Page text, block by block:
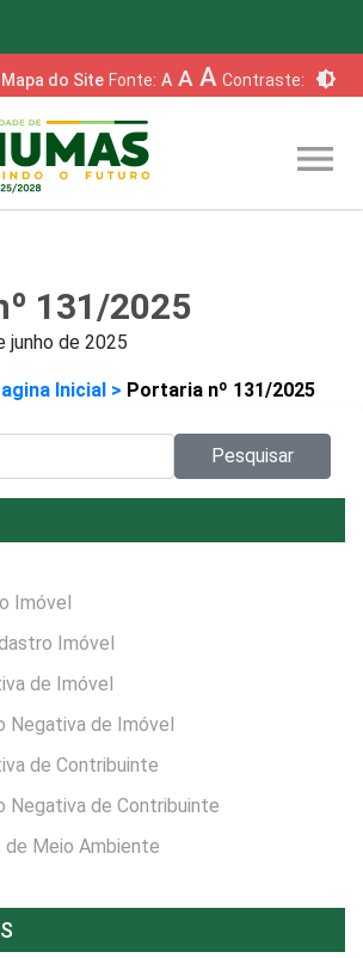
Mapa do Site Fonte: A A A Contraste: brightness_6
menu
131/2025
junho de 2025
Inicial > Portaria nº 131/2025
Pesquisar
Imóvel
Imóvel
de Imóvel
Negativa de Imóvel
de Contribuinte
Negativa de Contribuinte
de Meio Ambiente